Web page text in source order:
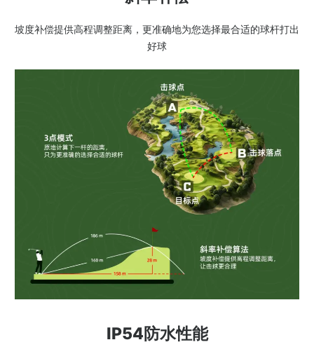
坡度补偿提供高程调整距离，更准确地为您选择最合适的球杆打出
好球
IP54防水性能